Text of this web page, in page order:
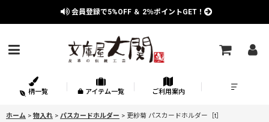
会員登録で5%OFF ＆ 2％ポイントGET！
柄一覧 アイテム一覧 ご利用案内
ホーム > 物入れ > パスカードホルダー > 更紗菊 パスカードホルダー［t］